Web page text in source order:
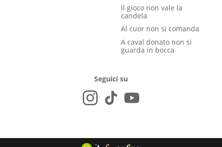
Il gioco non vale la
candela
Al cuor non si comanda
A caval donato non si
guarda in bocca
Seguici su